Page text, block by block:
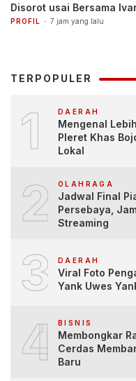
Disorot usai Bersama
PROFIL 7 jam yang lalu
TERPOPULER
1 DAERAH
Mengenal
Pleret Khas
Lokal
2 OLAHRAGA
Jadwal Final
Persebaya,
Streaming
3 DAERAH
Viral Foto
Yank Uwes
4 BISNIS
Membongkar
Cerdas
Baru